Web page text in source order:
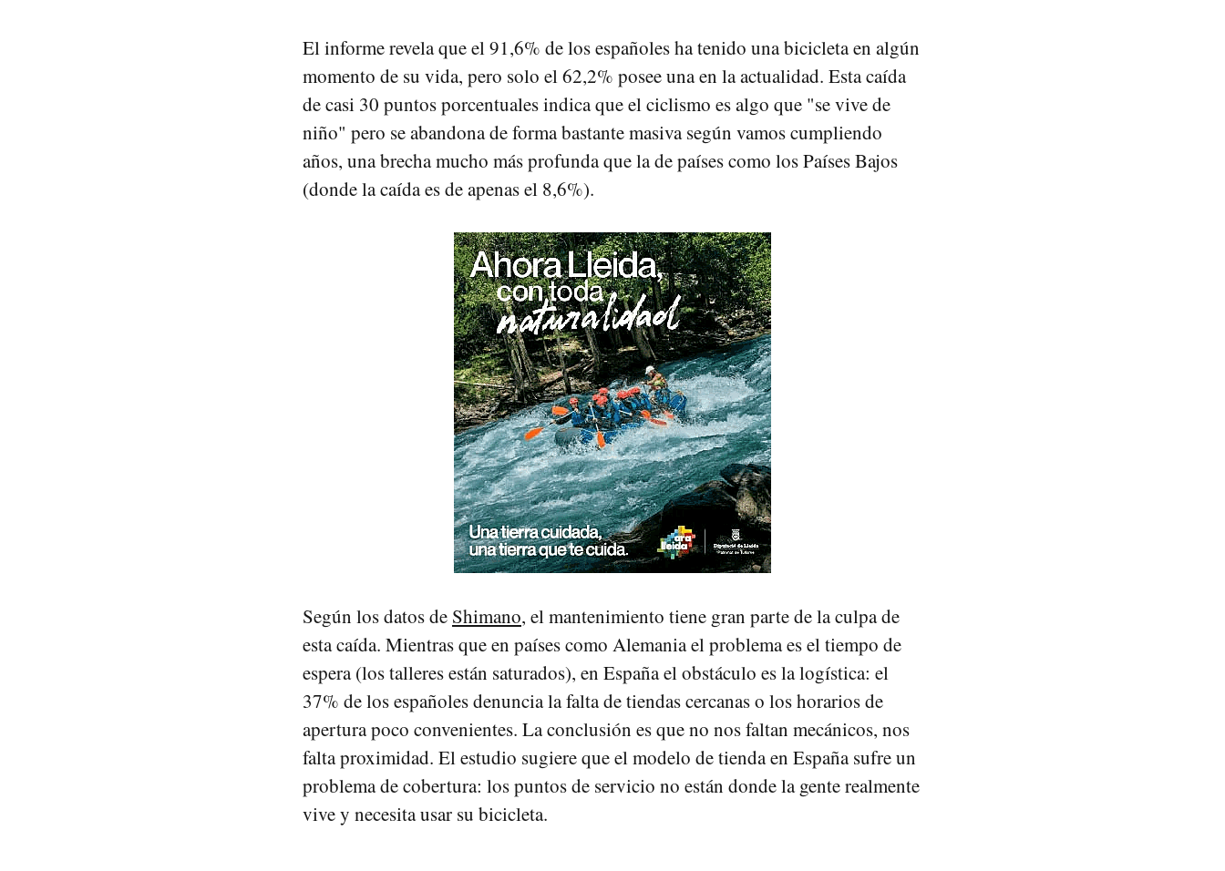
El informe revela que el 91,6% de los españoles ha tenido una bicicleta en algún
momento de su vida, pero solo el 62,2% posee una en la actualidad. Esta caída
de casi 30 puntos porcentuales indica que el ciclismo es algo que "se vive de
niño" pero se abandona de forma bastante masiva según vamos cumpliendo
años, una brecha mucho más profunda que la de países como los Países Bajos
(donde la caída es de apenas el 8,6%).
Según los datos de Shimano, el mantenimiento tiene gran parte de la culpa de
esta caída. Mientras que en países como Alemania el problema es el tiempo de
espera (los talleres están saturados), en España el obstáculo es la logística: el
37% de los españoles denuncia la falta de tiendas cercanas o los horarios de
apertura poco convenientes. La conclusión es que no nos faltan mecánicos, nos
falta proximidad. El estudio sugiere que el modelo de tienda en España sufre un
problema de cobertura: los puntos de servicio no están donde la gente realmente
vive y necesita usar su bicicleta.